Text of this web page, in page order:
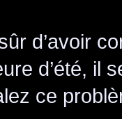
d’avoir
d’été, il
ce